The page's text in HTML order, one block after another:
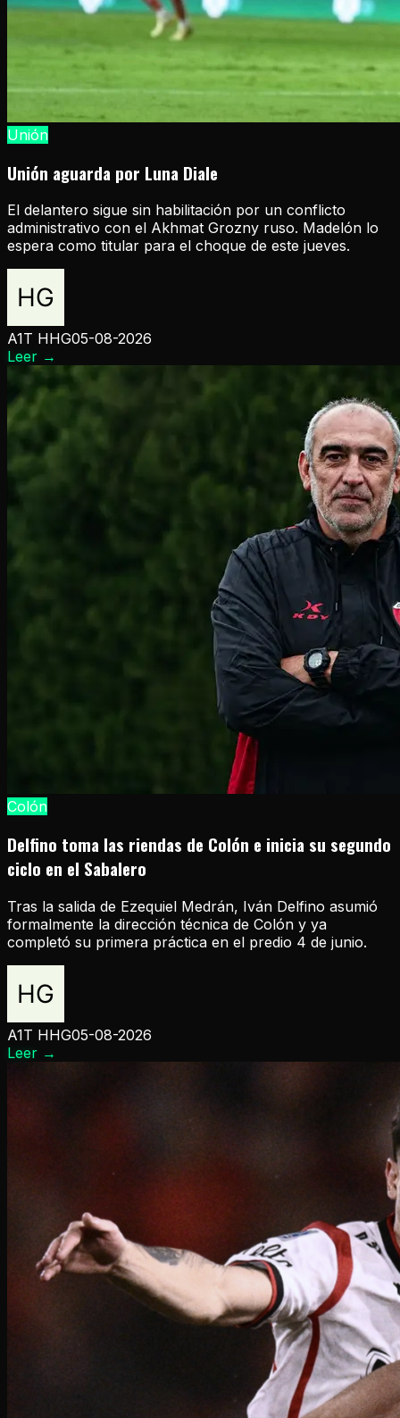
Unión
Unión aguarda por Luna Diale
El delantero sigue sin habilitación por un conflicto
administrativo con el Akhmat Grozny ruso. Madelón lo
espera como titular para el choque de este jueves.
A1T HHG05-08-2026
Leer →
Colón
Delfino toma las riendas de Colón e inicia su segundo
ciclo en el Sabalero
Tras la salida de Ezequiel Medrán, Iván Delfino asumió
formalmente la dirección técnica de Colón y ya
completó su primera práctica en el predio 4 de junio.
A1T HHG05-08-2026
Leer →